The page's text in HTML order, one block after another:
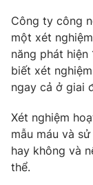
Câu chuyện
Thị trường
Góc doanh
Dữ liệu và
Truyền hình
Phim VTV
Hậu trường
Nhân vật
Khán giả
Giải trí
Điện ảnh
Âm nhạc
Đời sống
Du lịch
Giáo dục
Công ty công
một xét
năng phát
biết xét
ngay cả ở giai
Xét nghiệm
mẫu máu và
hay không và
thể.